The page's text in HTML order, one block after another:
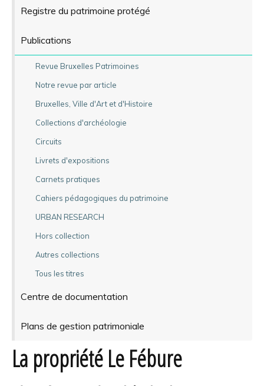
Registre du patrimoine protégé
Publications
Revue Bruxelles Patrimoines
Notre revue par article
Bruxelles, Ville d'Art et d'Histoire
Collections d'archéologie
Circuits
Livrets d'expositions
Carnets pratiques
Cahiers pédagogiques du patrimoine
URBAN RESEARCH
Hors collection
Autres collections
Tous les titres
Centre de documentation
Plans de gestion patrimoniale
La propriété Le Fébure